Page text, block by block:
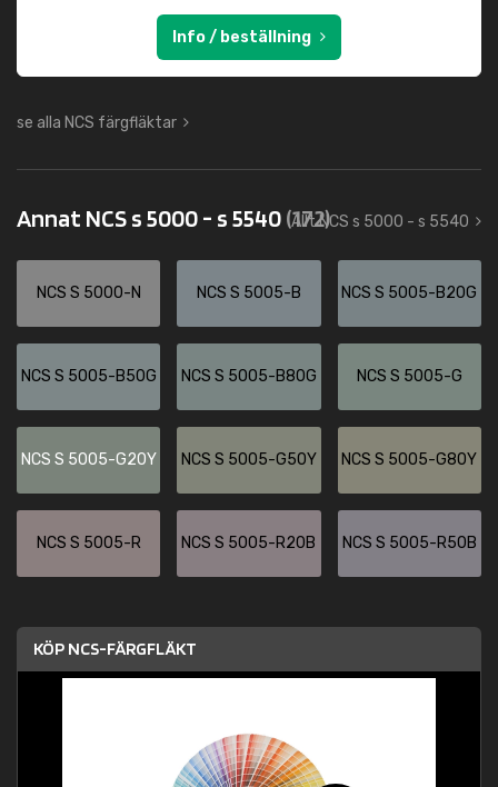
Info / beställning
se alla NCS färgfläktar
Annat NCS s 5000 - s 5540(172)
Allt NCS s 5000 - s 5540
NCS S 5000-N NCS S 5005-B NCS S 5005-B20G
NCS S 5005-B50G NCS S 5005-B80G NCS S 5005-G
NCS S 5005-G20Y NCS S 5005-G50Y NCS S 5005-G80Y
NCS S 5005-R NCS S 5005-R20B NCS S 5005-R50B
KÖP NCS-FÄRGFLÄKT